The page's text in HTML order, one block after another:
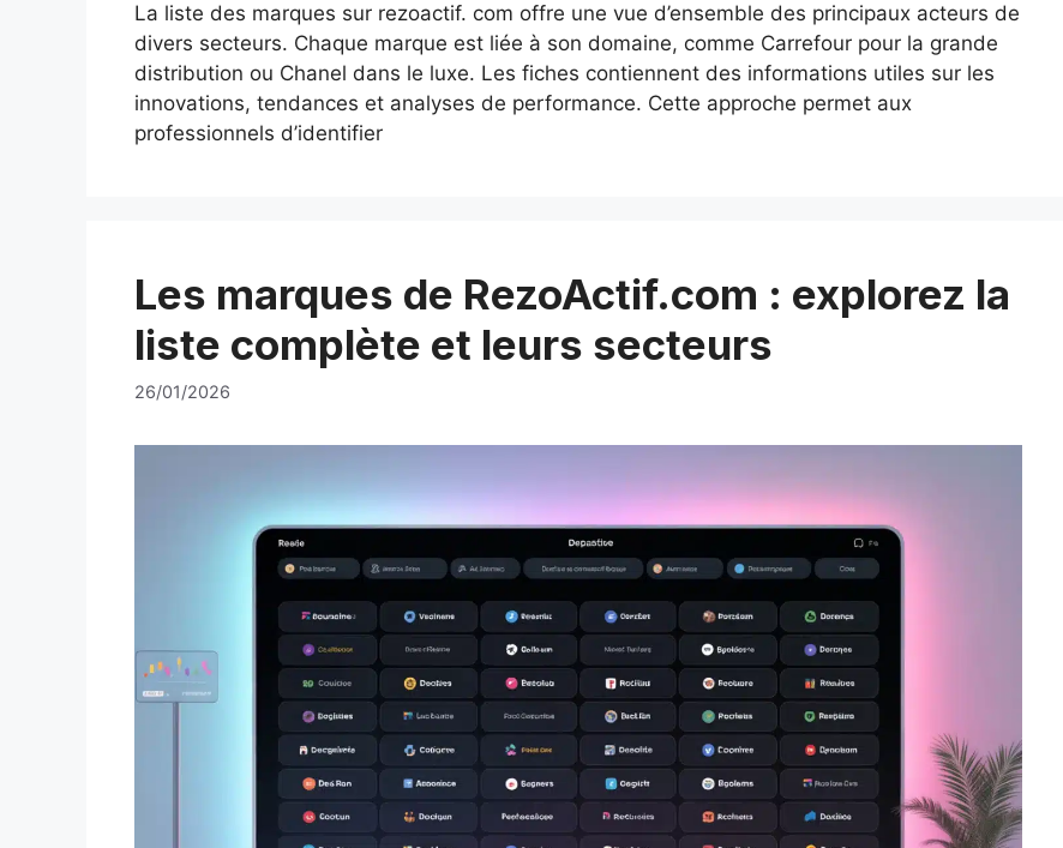
La liste des marques sur rezoactif. com offre une vue d’ensemble des principaux acteurs de
divers secteurs. Chaque marque est liée à son domaine, comme Carrefour pour la grande
distribution ou Chanel dans le luxe. Les fiches contiennent des informations utiles sur les
innovations, tendances et analyses de performance. Cette approche permet aux
professionnels d’identifier
Les marques de RezoActif.com : explorez la
liste complète et leurs secteurs
26/01/2026